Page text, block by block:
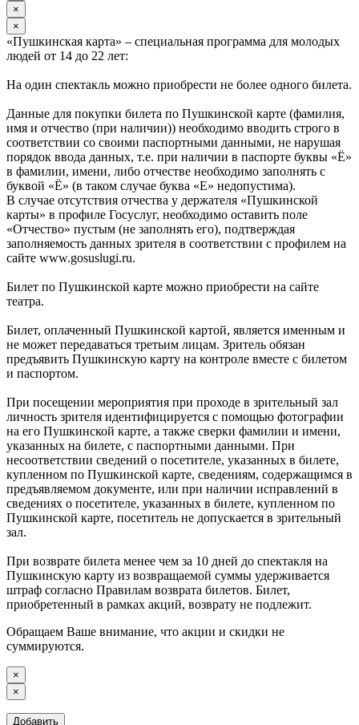
×
×
«Пушкинская карта» – специальная программа для молодых
людей от 14 до 22 лет:
На один спектакль можно приобрести не более одного билета.
Данные для покупки билета по Пушкинской карте (фамилия,
имя и отчество (при наличии)) необходимо вводить строго в
соответствии со своими паспортными данными, не нарушая
порядок ввода данных, т.е. при наличии в паспорте буквы «Ё»
в фамилии, имени, либо отчестве необходимо заполнять с
буквой «Ё» (в таком случае буква «Е» недопустима).
В случае отсутствия отчества у держателя «Пушкинской
карты» в профиле Госуслуг, необходимо оставить поле
«Отчество» пустым (не заполнять его), подтверждая
заполняемость данных зрителя в соответствии с профилем на
сайте www.gosuslugi.ru.
Билет по Пушкинской карте можно приобрести на сайте
театра.
Билет, оплаченный Пушкинской картой, является именным и
не может передаваться третьим лицам. Зритель обязан
предъявить Пушкинскую карту на контроле вместе с билетом
и паспортом.
При посещении мероприятия при проходе в зрительный зал
личность зрителя идентифицируется с помощью фотографии
на его Пушкинской карте, а также сверки фамилии и имени,
указанных на билете, с паспортными данными. При
несоответствии сведений о посетителе, указанных в билете,
купленном по Пушкинской карте, сведениям, содержащимся в
предъявляемом документе, или при наличии исправлений в
сведениях о посетителе, указанных в билете, купленном по
Пушкинской карте, посетитель не допускается в зрительный
зал.
При возврате билета менее чем за 10 дней до спектакля на
Пушкинскую карту из возвращаемой суммы удерживается
штраф согласно Правилам возврата билетов. Билет,
приобретенный в рамках акций, возврату не подлежит.
Обращаем Ваше внимание, что акции и скидки не
суммируются.
×
×
Добавить